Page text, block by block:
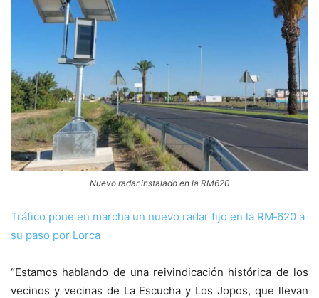
Nuevo radar instalado en la RM620
Tráfico pone en marcha un nuevo radar fijo en la RM‑620 a
su paso por Lorca
“Estamos hablando de una reivindicación histórica de los
vecinos y vecinas de La Escucha y Los Jopos, que llevan